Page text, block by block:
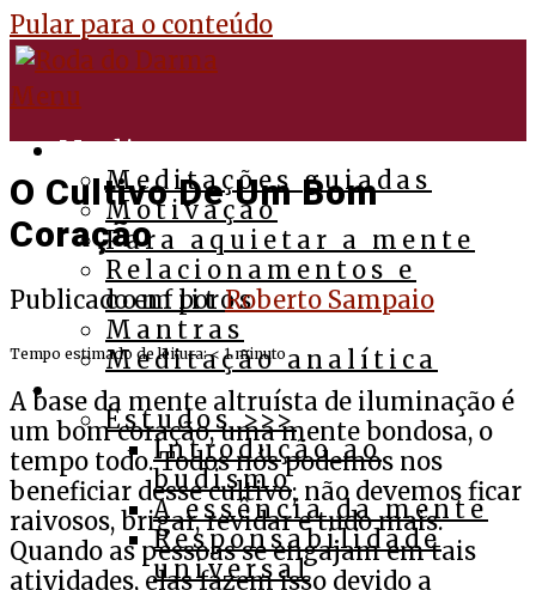
Pular para o conteúdo
Menu
Medite
Meditações guiadas
Motivação
Para aquietar a mente
Relacionamentos e
conflitos
Mantras
Meditação analítica
Budismo
Estudos >>>
Introdução ao
budismo
A essência da mente
Responsabilidade
universal
O Cultivo De Um Bom
Coração
Publicado em porRoberto Sampaio
Tempo estimado de leitura: < 1 minuto
A base da mente altruísta de iluminação é
um bom coração, uma mente bondosa, o
tempo todo. Todos nós podemos nos
beneficiar desse cultivo; não devemos ficar
raivosos, brigar, revidar e tudo mais.
Quando as pessoas se engajam em tais
atividades, elas fazem isso devido a